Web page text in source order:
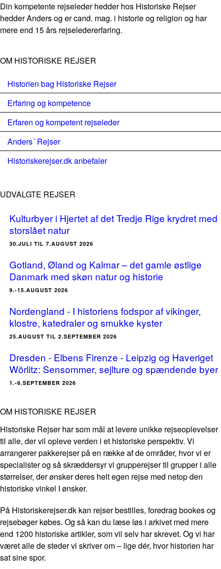
Din kompetente rejseleder hedder hos Historiske Rejser
hedder Anders og er cand. mag. i historie og religion og har
mere end 15 års rejseledererfaring.
OM HISTORISKE REJSER
Historien bag Historiske Rejser
Erfaring og kompetence
Erfaren og kompetent rejseleder
Anders´ Rejser
Historiskerejser.dk anbefaler
UDVALGTE REJSER
Kulturbyer i Hjertet af det Tredje Rige krydret med
storslået natur
30.JULI TIL 7.AUGUST 2026
Gotland, Øland og Kalmar – det gamle østlige
Danmark med skøn natur og historie
9.-15.AUGUST 2026
Nordengland - I historiens fodspor af vikinger,
klostre, katedraler og smukke kyster
25.AUGUST TIL 2.SEPTEMBER 2026
Dresden - Elbens Firenze - Leipzig og Haveriget
Wörlitz: Sensommer, sejlture og spændende byer
1.-6.SEPTEMBER 2026
OM HISTORISKE REJSER
Historiske Rejser har som mål at levere unikke rejseoplevelser
til alle, der vil opleve verden i et historiske perspektiv. Vi
arrangerer pakkerejser på en række af de områder, hvor vi er
specialister og så skræddersyr vi grupperejser til grupper i alle
størrelser, der ønsker deres helt egen rejse med netop den
historiske vinkel I ønsker.
På Historiskerejser.dk kan rejser bestilles, foredrag bookes og
rejsebøger købes. Og så kan du læse løs i arkivet med mere
end 1200 historiske artikler, som vil selv har skrevet. Og vi har
været alle de steder vi skriver om – lige dér, hvor historien har
sat sine spor.